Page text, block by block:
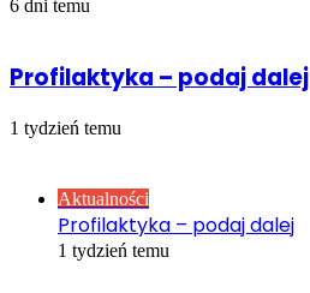
6 dni temu
Profilaktyka – podaj dalej
1 tydzień temu
Aktualności
Profilaktyka – podaj dalej
1 tydzień temu